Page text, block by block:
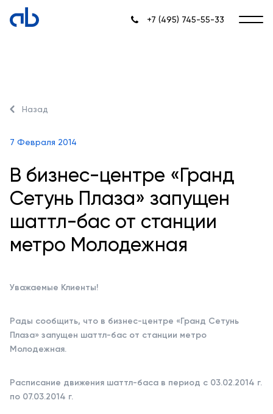
+7 (495) 745-55-33
Назад
7 Февраля 2014
В бизнес-центре «Гранд
Сетунь Плаза» запущен
шаттл-бас от станции
метро Молодежная
Уважаемые Клиенты!
Рады сообщить, что в бизнес-центре «Гранд Сетунь
Плаза» запущен шаттл-бас от станции метро
Молодежная.
Расписание движения шаттл-баса в период с 03.02.2014 г.
по 07.03.2014 г.